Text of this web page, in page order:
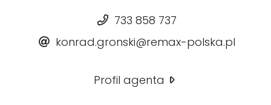
733 858 737
konrad.gronski@remax-polska.pl
Profil agenta